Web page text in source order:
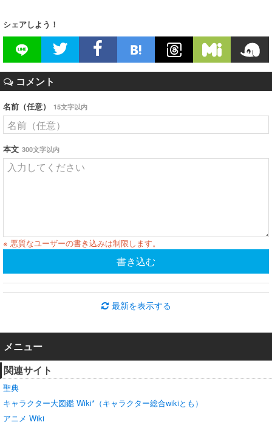
シェアしよう！
コメント
名前（任意） 15文字以内
本文 300文字以内
※ 悪質なユーザーの書き込みは制限します。
書き込む
最新を表示する
メニュー
関連サイト
聖典
キャラクター大図鑑 Wiki*（キャラクター総合wikiとも）
アニメ Wiki